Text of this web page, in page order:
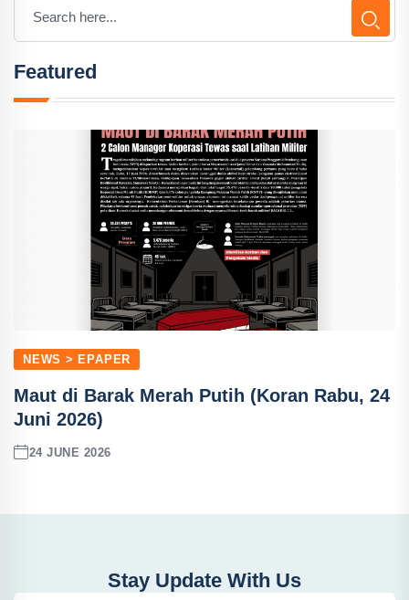
Featured
NEWS > EPAPER
Maut di Barak Merah Putih (Koran Rabu, 24
Juni 2026)
24 JUNE 2026
Stay Update With Us